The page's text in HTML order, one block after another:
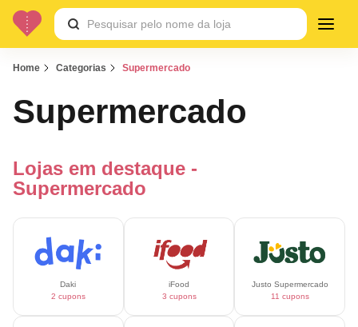
Home Categorias Supermercado
Supermercado
Lojas em destaque -
Supermercado
Daki
2 cupons
iFood
3 cupons
Justo Supermercado
11 cupons